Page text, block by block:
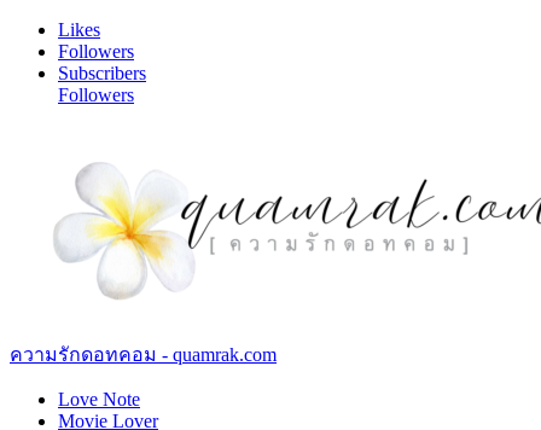
Likes
Followers
Subscribers
Followers
ความรักดอทคอม - quamrak.com
Love Note
Movie Lover